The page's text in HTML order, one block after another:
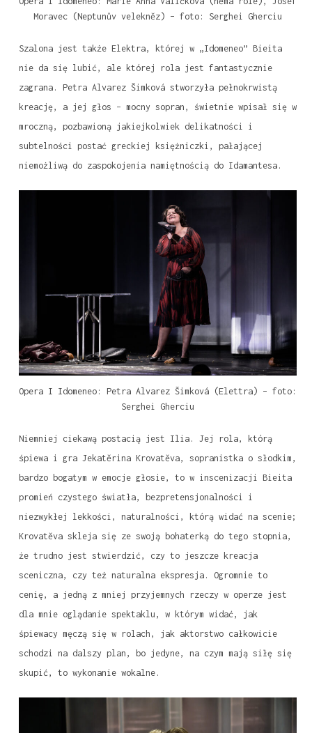
Moravec (Neptunův velekněz) – foto: Serghei Gherciu
Szalona jest także Elektra, której w „Idomeneo” Bieita
nie da się lubić, ale której rola jest fantastycznie
zagrana. Petra Alvarez Šimková stworzyła pełnokrwistą
kreację, a jej głos – mocny sopran, świetnie wpisał się w
mroczną, pozbawioną jakiejkolwiek delikatności i
subtelności postać greckiej księżniczki, pałającej
niemożliwą do zaspokojenia namiętnością do Idamantesa.
Opera I Idomeneo: Petra Alvarez Šimková (Elettra) – foto:
Serghei Gherciu
Niemniej ciekawą postacią jest Ilia. Jej rola, którą
śpiewa i gra Jekatěrina Krovatěva, sopranistka o słodkim,
bardzo bogatym w emocje głosie, to w inscenizacji Bieita
promień czystego światła, bezpretensjonalności i
niezwykłej lekkości, naturalności, którą widać na scenie;
Krovatěva skleja się ze swoją bohaterką do tego stopnia,
że trudno jest stwierdzić, czy to jeszcze kreacja
sceniczna, czy też naturalna ekspresja. Ogromnie to
cenię, a jedną z mniej przyjemnych rzeczy w operze jest
dla mnie oglądanie spektaklu, w którym widać, jak
śpiewacy męczą się w rolach, jak aktorstwo całkowicie
schodzi na dalszy plan, bo jedyne, na czym mają siłę się
skupić, to wykonanie wokalne.